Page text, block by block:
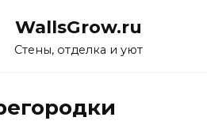
WallsGrow.ru
Стены, отделка и уют